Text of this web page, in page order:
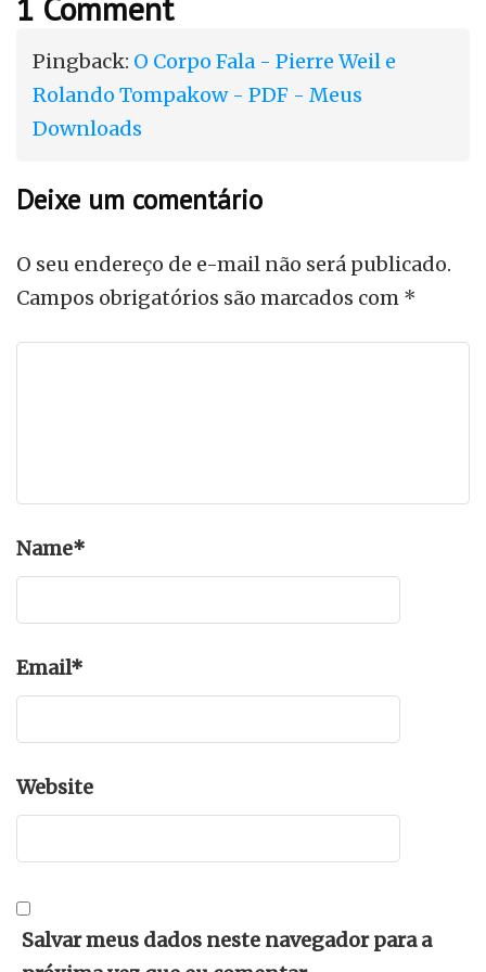
1 Comment
Pingback: O Corpo Fala - Pierre Weil e
Rolando Tompakow - PDF - Meus
Downloads
Deixe um comentário
O seu endereço de e-mail não será publicado.
Campos obrigatórios são marcados com *
Name*
Email*
Website
Salvar meus dados neste navegador para a